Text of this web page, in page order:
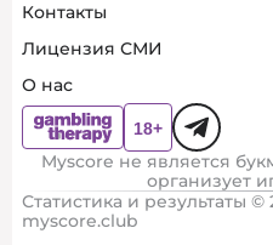
Контакты
Лицензия СМИ
О нас
Myscore не является
организует
Статистика и результаты ©
myscore.club